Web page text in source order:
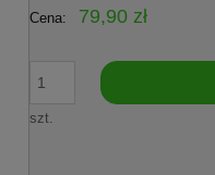
Cena: 79,90 zł
szt.